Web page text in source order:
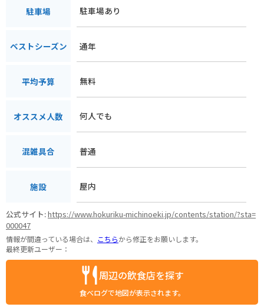
駐車場 駐車場あり
ベストシーズン 通年
平均予算 無料
オススメ人数 何人でも
混雑具合 普通
施設 屋内
公式サイト:https://www.hokuriku-michinoeki.jp/contents/station/?sta=
000047
情報が間違っている場合は、 こちらから修正をお願いします。
最終更新ユーザー：
周辺の飲食店を探す
食べログで地図が表示されます。